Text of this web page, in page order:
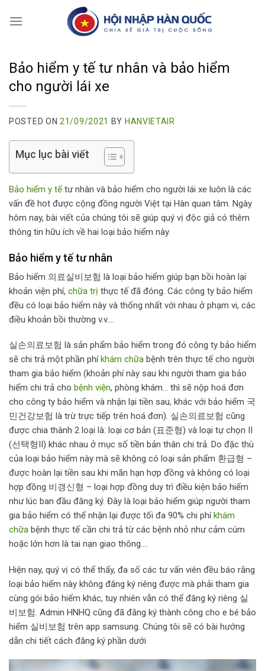
Bảo hiểm y tế tư nhân và bảo hiểm
cho người lái xe
POSTED ON 21/09/2021 BY HANVIETAIR
Mục lục bài viết
Bảo hiểm y tếtư nhân và bảo hiểm cho người lái xe luôn là các
vấn đề hot được cộng đồng người Việt tại Hàn quan tâm. Ngày
hôm nay, bài viết của chúng tôi sẽ giúp quý vị độc giả có thêm
thông tin hữu ích về hai loại bảo hiểm này.
Bảo hiểm y tế tư nhân
Bảo hiểm 의료실비보험 là loại bảo hiểm giúp bạn bồi hoàn lại
khoản viện phí, chữa trị thực tế đã đóng. Các công ty bảo hiểm
đều có loại bảo hiểm này và thống nhất với nhau ở phạm vi, các
điều khoản bồi thường v.v….
실손의료보험 là sản phẩm bảo hiểm trong đó công ty bảo hiểm
sẽ chi trả một phần phíkhám chữa bệnh trên thực tế cho người
tham gia bảo hiểm (khoản phí này sau khi người tham gia bảo
hiểm chi trả cho bệnh viện, phòng khám… thì sẽ nộp hoá đơn
cho công ty bảo hiểm và nhận lại tiền sau, khác với bảo hiểm 국
민건강보험 là trừ trực tiếp trên hoá đơn). 실손의료보험 cũng
được chia thành 2 loại là: loại cơ bản (표준형) và loại tự chọn II
(선택형II) khác nhau ở mục số tiền bản thân chi trả. Do đặc thù
của loại bảo hiểm này mà sẽ không có loại sản phẩm 환급형 –
được hoàn lại tiền sau khi mãn hạn hợp đồng và không có loại
hợp đồng 비갱신형 – loại hợp đồng duy trì điều kiện bảo hiểm
như lúc ban đầu đăng ký. Đây là loại bảo hiểm giúp người tham
gia bảo hiểm có thể nhận lại được tối đa 90% chi phíkhám
chữa bệnh thực tế cần chi trả từ các bệnh nhỏ như cảm cúm
hoặc lớn hơn là tai nạn giao thông….
Hiện nay, quý vị có thể thấy, đa số các tư vấn viên đều báo rằng
loại bảo hiểm này không đăng ký riêng được mà phải tham gia
cùng gói bảo hiểm khác, tuy nhiên vẫn có thể đăng ký riêng 실
비보험. Admin HNHQ cũng đã đăng ký thành công cho e bé bảo
hiểm 실비보험 trên app samsung. Chúng tôi sẽ có bài hướng
dẫn chi tiết cách đăng ký phần dưới